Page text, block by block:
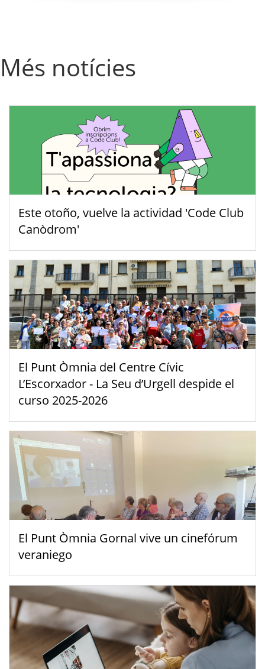
Més notícies
Este otoño, vuelve la actividad 'Code Club
Canòdrom'
El Punt Òmnia del Centre Cívic
L’Escorxador - La Seu d’Urgell despide el
curso 2025-2026
El Punt Òmnia Gornal vive un cinefórum
veraniego